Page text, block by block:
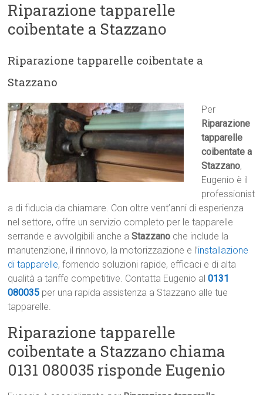
Riparazione tapparelle
coibentate a Stazzano
Riparazione tapparelle coibentate a
Stazzano
Per
Riparazione
tapparelle
coibentate a
Stazzano,
Eugenio è il
professionist
a di fiducia da chiamare. Con oltre vent’anni di esperienza
nel settore, offre un servizio completo per le tapparelle
serrande e avvolgibili anche aStazzano che include la
manutenzione, il rinnovo, la motorizzazione e l’installazione
di tapparelle, fornendo soluzioni rapide, efficaci e di alta
qualità a tariffe competitive. Contatta Eugenio al0131
080035 per una rapida assistenza a Stazzano alle tue
tapparelle.
Riparazione tapparelle
coibentate a Stazzano chiama
0131 080035 risponde Eugenio